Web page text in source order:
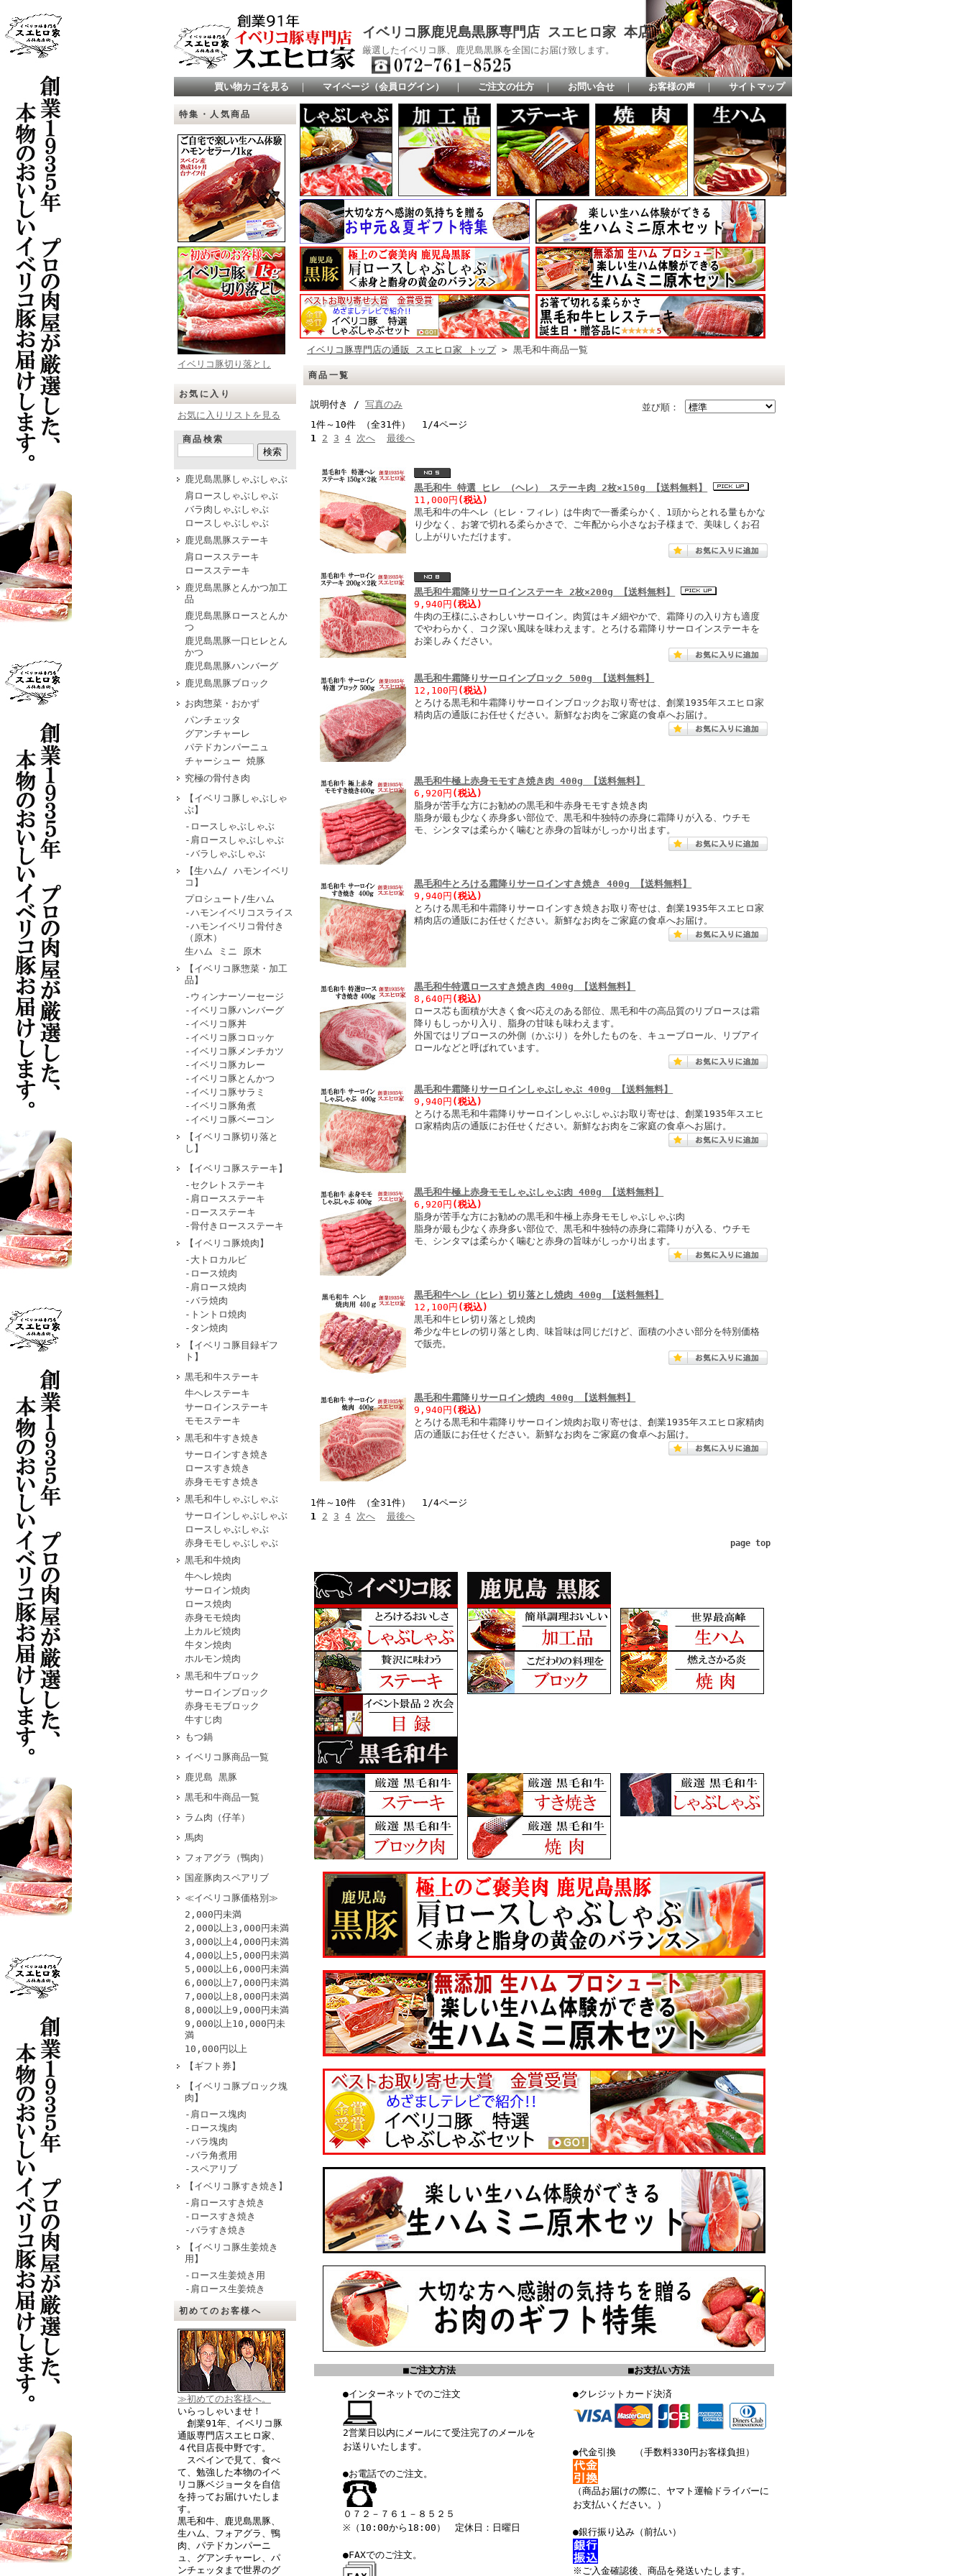
イベリコ豚鹿児島黒豚専門店 スエヒロ家 本店
厳選したイベリコ豚、鹿児島黒豚を全国にお届け致します。
買い物カゴを見る ｜ マイページ（会員ログイン） ｜ ご注文の仕方 ｜ お問い合せ ｜ お客様の声 ｜ サイトマップ
特集・人気商品
イベリコ豚切り落とし
お気に入り
お気に入りリストを見る
商品検索
鹿児島黒豚しゃぶしゃぶ
肩ロースしゃぶしゃぶ
バラ肉しゃぶしゃぶ
ロースしゃぶしゃぶ
鹿児島黒豚ステーキ
肩ロースステーキ
ロースステーキ
鹿児島黒豚とんかつ加工
品
鹿児島黒豚ロースとんか
つ
鹿児島黒豚一口ヒレとん
かつ
鹿児島黒豚ハンバーグ
鹿児島黒豚ブロック
お肉惣菜・おかず
パンチェッタ
グアンチャーレ
パテドカンパーニュ
チャーシュー 焼豚
究極の骨付き肉
【イベリコ豚しゃぶしゃ
ぶ】
-ロースしゃぶしゃぶ
-肩ロースしゃぶしゃぶ
-バラしゃぶしゃぶ
【生ハム/ ハモンイベリ
コ】
プロシュート/生ハム
-ハモンイベリコスライス
-ハモンイベリコ骨付き
（原木）
生ハム ミニ 原木
【イベリコ豚惣菜・加工
品】
-ウィンナーソーセージ
-イベリコ豚ハンバーグ
-イベリコ豚丼
-イベリコ豚コロッケ
-イベリコ豚メンチカツ
-イベリコ豚カレー
-イベリコ豚とんかつ
‐イベリコ豚サラミ
-イベリコ豚角煮
-イベリコ豚ベーコン
【イベリコ豚切り落と
し】
【イベリコ豚ステーキ】
-セクレトステーキ
-肩ロースステーキ
-ロースステーキ
-骨付きロースステーキ
【イベリコ豚焼肉】
-大トロカルビ
-ロース焼肉
-肩ロース焼肉
-バラ焼肉
-トントロ焼肉
-タン焼肉
【イベリコ豚目録ギフ
ト】
黒毛和牛ステーキ
牛ヘレステーキ
サーロインステーキ
モモステーキ
黒毛和牛すき焼き
サーロインすき焼き
ロースすき焼き
赤身モモすき焼き
黒毛和牛しゃぶしゃぶ
サーロインしゃぶしゃぶ
ロースしゃぶしゃぶ
赤身モモしゃぶしゃぶ
黒毛和牛焼肉
牛ヘレ焼肉
サーロイン焼肉
ロース焼肉
赤身モモ焼肉
上カルビ焼肉
牛タン焼肉
ホルモン焼肉
黒毛和牛ブロック
サーロインブロック
赤身モモブロック
牛すじ肉
もつ鍋
イベリコ豚商品一覧
鹿児島 黒豚
黒毛和牛商品一覧
ラム肉（仔羊）
馬肉
フォアグラ（鴨肉）
国産豚肉スペアリブ
≪イベリコ豚価格別≫
2,000円未満
2,000以上3,000円未満
3,000以上4,000円未満
4,000以上5,000円未満
5,000以上6,000円未満
6,000以上7,000円未満
7,000以上8,000円未満
8,000以上9,000円未満
9,000以上10,000円未
満
10,000円以上
【ギフト券】
【イベリコ豚ブロック塊
肉】
-肩ロース塊肉
-ロース塊肉
-バラ塊肉
-バラ角煮用
-スペアリブ
【イベリコ豚すき焼き】
-肩ロースすき焼き
-ロースすき焼き
-バラすき焼き
【イベリコ豚生姜焼き
用】
-ロース生姜焼き用
-肩ロース生姜焼き
初めてのお客様へ
≫初めてのお客様へ。
いらっしゃいませ！
創業91年、イベリコ豚
通販専門店スエヒロ家、
４代目店長中野です。
スペインで見て、食べ
て、勉強した本物のイベ
リコ豚ベジョータを自信
を持ってお届けいたしま
す。
黒毛和牛、鹿児島黒豚、
生ハム、フォアグラ、鴨
肉、パテドカンパーニ
ュ、グアンチャーレ、パ
ンチェッタまで世界のグ
イベリコ豚専門店の通販 スエヒロ家 トップ> 黒毛和牛商品一覧
商品一覧
並び順：
説明付き / 写真のみ
1件～10件 （全31件） 1/4ページ
1 2 3 4 次へ 最後へ
黒毛和牛 特選 ヒレ （ヘレ） ステーキ肉 2枚×150g 【送料無料】
11,000円 (税込)
黒毛和牛の牛ヘレ（ヒレ・フィレ）は牛肉で一番柔らかく、1頭からとれる量もかな
り少なく、お箸で切れる柔らかさで、ご年配から小さなお子様まで、美味しくお召
し上がりいただけます。
黒毛和牛霜降りサーロインステーキ 2枚×200g 【送料無料】
9,940円 (税込)
牛肉の王様にふさわしいサーロイン。肉質はキメ細やかで、霜降りの入り方も適度
でやわらかく、コク深い風味を味わえます。とろける霜降りサーロインステーキを
お楽しみください。
黒毛和牛霜降りサーロインブロック 500g 【送料無料】
12,100円 (税込)
とろける黒毛和牛霜降りサーロインブロックお取り寄せは、創業1935年スエヒロ家
精肉店の通販にお任せください。新鮮なお肉をご家庭の食卓へお届け。
黒毛和牛極上赤身モモすき焼き肉 400g 【送料無料】
6,920円 (税込)
脂身が苦手な方にお勧めの黒毛和牛赤身モモすき焼き肉
脂身が最も少なく赤身多い部位で、黒毛和牛独特の赤身に霜降りが入る、ウチモ
モ、シンタマは柔らかく噛むと赤身の旨味がしっかり出ます。
黒毛和牛とろける霜降りサーロインすき焼き 400g 【送料無料】
9,940円 (税込)
とろける黒毛和牛霜降りサーロインすき焼きお取り寄せは、創業1935年スエヒロ家
精肉店の通販にお任せください。新鮮なお肉をご家庭の食卓へお届け。
黒毛和牛特選ロースすき焼き肉 400g 【送料無料】
8,640円 (税込)
ロース芯も面積が大きく食べ応えのある部位、黒毛和牛の高品質のリブロースは霜
降りもしっかり入り、脂身の甘味も味わえます。
外国ではリブロースの外側（かぶり）を外したものを、キューブロール、リブアイ
ロールなどと呼ばれています。
黒毛和牛霜降りサーロインしゃぶしゃぶ 400g 【送料無料】
9,940円 (税込)
とろける黒毛和牛霜降りサーロインしゃぶしゃぶお取り寄せは、創業1935年スエヒ
ロ家精肉店の通販にお任せください。新鮮なお肉をご家庭の食卓へお届け。
黒毛和牛極上赤身モモしゃぶしゃぶ肉 400g 【送料無料】
6,920円 (税込)
脂身が苦手な方にお勧めの黒毛和牛極上赤身モモしゃぶしゃぶ肉
脂身が最も少なく赤身多い部位で、黒毛和牛独特の赤身に霜降りが入る、ウチモ
モ、シンタマは柔らかく噛むと赤身の旨味がしっかり出ます。
黒毛和牛ヘレ（ヒレ）切り落とし焼肉 400g 【送料無料】
12,100円 (税込)
黒毛和牛ヒレ切り落とし焼肉
希少な牛ヒレの切り落とし肉、味旨味は同じだけど、面積の小さい部分を特別価格
で販売。
黒毛和牛霜降りサーロイン焼肉 400g 【送料無料】
9,940円 (税込)
とろける黒毛和牛霜降りサーロイン焼肉お取り寄せは、創業1935年スエヒロ家精肉
店の通販にお任せください。新鮮なお肉をご家庭の食卓へお届け。
1件～10件 （全31件） 1/4ページ
1 2 3 4 次へ 最後へ
page top
■ご注文方法 ■お支払い方法
●インターネットでのご注文
2営業日以内にメールにて受注完了のメールを
お送りいたします。
●お電話でのご注文。
０７２－７６１－８５２５
※（10:00から18:00） 定休日：日曜日
●FAXでのご注文。
●クレジットカード決済
●代金引換 （手数料330円お客様負担）
（商品お届けの際に、ヤマト運輸ドライバーに
お支払いください。）
●銀行振り込み（前払い）
※ご入金確認後、商品を発送いたします。